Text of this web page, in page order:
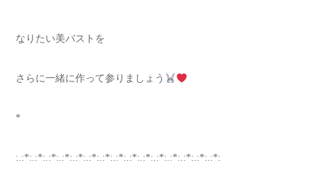
なりたい美バストを
さらに一緒に作って参りましょう
*
:.:*:.:*:.:*:.:*:.:*:.:*:.:*:.:*:.:*:.:*:.:*:.:*:.:*:.:*:.:*: